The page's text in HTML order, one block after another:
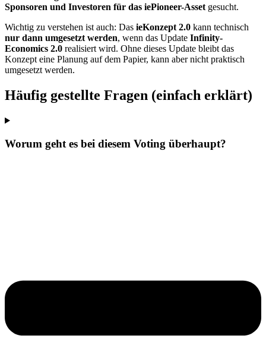
Sponsoren und Investoren für das iePioneer-Asset gesucht.
Wichtig zu verstehen ist auch: Das ieKonzept 2.0 kann technisch
nur dann umgesetzt werden, wenn das Update Infinity-
Economics 2.0 realisiert wird. Ohne dieses Update bleibt das
Konzept eine Planung auf dem Papier, kann aber nicht praktisch
umgesetzt werden.
Häufig gestellte Fragen (einfach erklärt)
Worum geht es bei diesem Voting überhaupt?